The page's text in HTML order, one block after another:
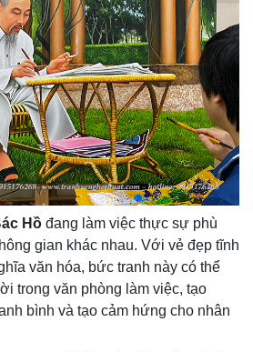
Hồ đang làm việc thực sự phù
gian khác nhau. Với vẻ đẹp tĩnh
văn hóa, bức tranh này có thể
trong văn phòng làm việc, tạo
bình và tạo cảm hứng cho nhân